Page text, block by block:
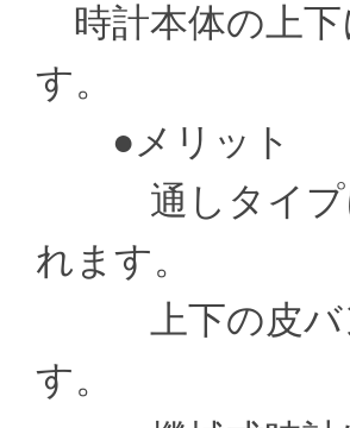
時計本体の上下
す。
●メリット
通しタイプに
れます。
上下の皮バン
す。